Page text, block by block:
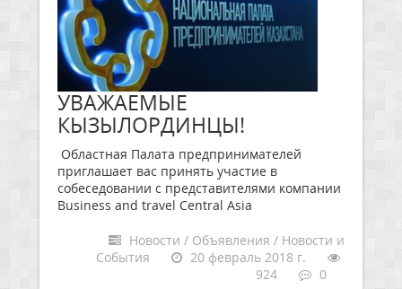
УВАЖАЕМЫЕ
КЫЗЫЛОРДИНЦЫ!
Областная Палата предпринимателей
приглашает вас принять участие в
собеседовании с представителями компании
Business and travel Central Asia
Новости / Объявления / Новости и
События
20 февраль 2018 г.
924
0